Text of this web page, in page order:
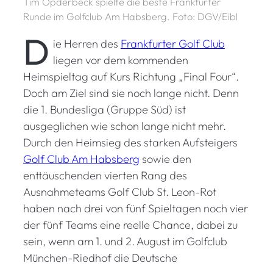
Runde im Golfclub Am Habsberg. Foto: DGV/Eibl
D ie Herren des Frankfurter Golf Club
liegen vor dem kommenden
Heimspieltag auf Kurs Richtung „Final Four“.
Doch am Ziel sind sie noch lange nicht. Denn
die 1. Bundesliga (Gruppe Süd) ist
ausgeglichen wie schon lange nicht mehr.
Durch den Heimsieg des starken Aufsteigers
Golf Club Am Habsberg sowie den
enttäuschenden vierten Rang des
Ausnahmeteams Golf Club St. Leon-Rot
haben nach drei von fünf Spieltagen noch vier
der fünf Teams eine reelle Chance, dabei zu
sein, wenn am 1. und 2. August im Golfclub
München-Riedhof die Deutsche